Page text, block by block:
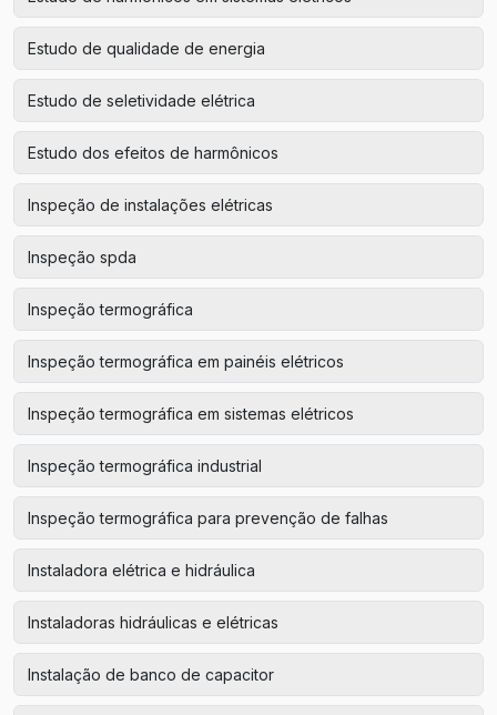
Estudo de qualidade de energia
Estudo de seletividade elétrica
Estudo dos efeitos de harmônicos
Inspeção de instalações elétricas
Inspeção spda
Inspeção termográfica
Inspeção termográfica em painéis elétricos
Inspeção termográfica em sistemas elétricos
Inspeção termográfica industrial
Inspeção termográfica para prevenção de falhas
Instaladora elétrica e hidráulica
Instaladoras hidráulicas e elétricas
Instalação de banco de capacitor